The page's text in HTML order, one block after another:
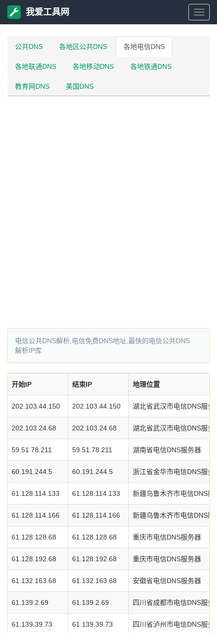
我
我爱工具网
公共DNS 各地区公共DNS 各地电信DNS
各地联通DNS 各地移动DNS 各地铁通DNS
教育网DNS 美国DNS
电信公共DNS解析,电信免费DNS地址,最快的电信公共DNS
解析IP库
开始IP 结束IP 地理位置
202.103.44.150 202.103.44.150 湖北省武汉市电信DNS服务
202.103.24.68 202.103.24.68 湖北省武汉市电信DNS服务
59.51.78.211 59.51.78.211 湖南省电信DNS服务器
60.191.244.5 60.191.244.5 浙江省金华市电信DNS服务
61.128.114.133 61.128.114.133 新疆乌鲁木齐市电信DNS服
61.128.114.166 61.128.114.166 新疆乌鲁木齐市电信DNS服
61.128.128.68 61.128.128.68 重庆市电信DNS服务器
61.128.192.68 61.128.192.68 重庆市电信DNS服务器
61.132.163.68 61.132.163.68 安徽省电信DNS服务器
61.139.2.69 61.139.2.69 四川省成都市电信DNS服务
61.139.39.73 61.139.39.73 四川省泸州市电信DNS服务